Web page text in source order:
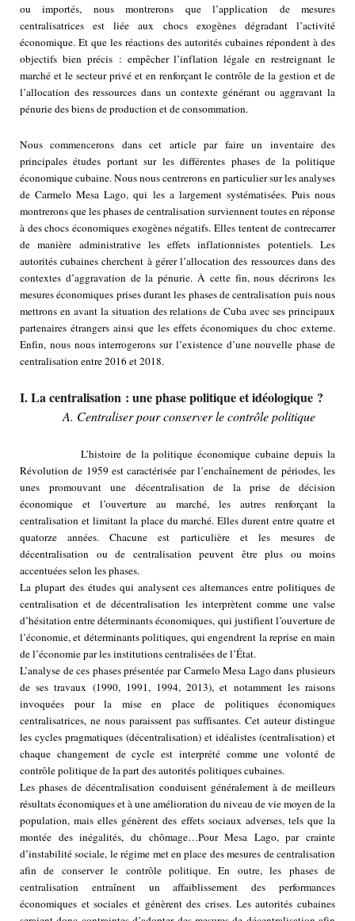
ou importés, nous montrerons que l’application de mesures
centralisatrices est liée aux chocs exogènes dégradant l’activité
économique. Et que les réactions des autorités cubaines répondent à des
objectifs bien précis : empêcher l’inflation légale en restreignant le
marché et le secteur privé et en renforçant le contrôle de la gestion et de
l’allocation des ressources dans un contexte générant ou aggravant la
pénurie des biens de production et de consommation.
Nous commencerons dans cet article par faire un inventaire des
principales études portant sur les différentes phases de la politique
économique cubaine. Nous nous centrerons en particulier sur les analyses
de Carmelo Mesa Lago, qui les a largement systématisées. Puis nous
montrerons que les phases de centralisation surviennent toutes en réponse
à des chocs économiques exogènes négatifs. Elles tentent de contrecarrer
de manière administrative les effets inflationnistes potentiels. Les
autorités cubaines cherchent à gérer l’allocation des ressources dans des
contextes d’aggravation de la pénurie. À cette fin, nous décrirons les
mesures économiques prises durant les phases de centralisation puis nous
mettrons en avant la situation des relations de Cuba avec ses principaux
partenaires étrangers ainsi que les effets économiques du choc externe.
Enfin, nous nous interrogerons sur l’existence d’une nouvelle phase de
centralisation entre 2016 et 2018.
I. La centralisation : une phase politique et idéologique ?
A. Centraliser pour conserver le contrôle politique
L’histoire de la politique économique cubaine depuis la
Révolution de 1959 est caractérisée par l’enchaînement de périodes, les
unes promouvant une décentralisation de la prise de décision
économique et l’ouverture au marché, les autres renforçant la
centralisation et limitant la place du marché. Elles durent entre quatre et
quatorze années. Chacune est particulière et les mesures de
décentralisation ou de centralisation peuvent être plus ou moins
accentuées selon les phases.
La plupart des études qui analysent ces alternances entre politiques de
centralisation et de décentralisation les interprètent comme une valse
d’hésitation entre déterminants économiques, qui justifient l’ouverture de
l’économie, et déterminants politiques, qui engendrent la reprise en main
de l’économie par les institutions centralisées de l’État.
L’analyse de ces phases présentée par Carmelo Mesa Lago dans plusieurs
de ses travaux (1990, 1991, 1994, 2013), et notamment les raisons
invoquées pour la mise en place de politiques économiques
centralisatrices, ne nous paraissent pas suffisantes. Cet auteur distingue
les cycles pragmatiques (décentralisation) et idéalistes (centralisation) et
chaque changement de cycle est interprété comme une volonté de
contrôle politique de la part des autorités politiques cubaines.
Les phases de décentralisation conduisent généralement à de meilleurs
résultats économiques et à une amélioration du niveau de vie moyen de la
population, mais elles génèrent des effets sociaux adverses, tels que la
montée des inégalités, du chômage…Pour Mesa Lago, par crainte
d’instabilité sociale, le régime met en place des mesures de centralisation
afin de conserver le contrôle politique. En outre, les phases de
centralisation entraînent un affaiblissement des performances
économiques et sociales et génèrent des crises. Les autorités cubaines